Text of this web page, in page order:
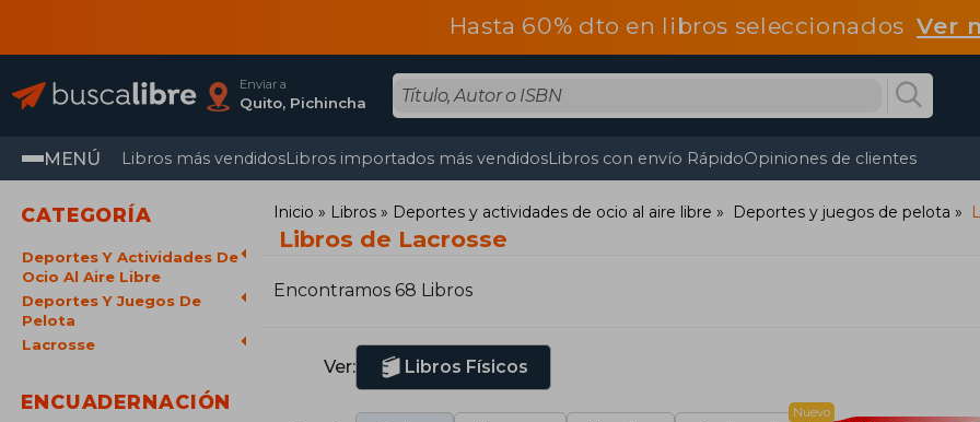
Hasta 60% dto en libros seleccionadosVer
Enviar a
Quito, Pichincha
MENÚ Libros más vendidosLibros importados más vendidosLibros con envío RápidoOpiniones de clientes
CATEGORÍA
Deportes Y Actividades De
Ocio Al Aire Libre
Deportes Y Juegos De
Pelota
Lacrosse
ENCUADERNACIÓN
Inicio Libros Deportes y actividades de ocio al aire libre Deportes y juegos de pelota
Libros de Lacrosse
Encontramos 68 Libros
Ver: Libros Físicos
Nuevo